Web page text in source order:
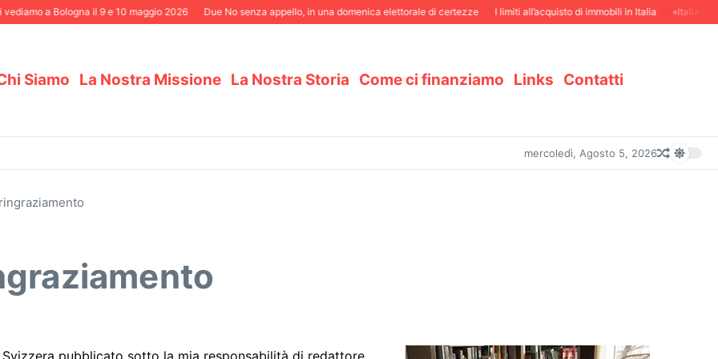
a Bologna il 9 e 10 maggio 2026 Due No senza appello, in una domenica elettorale di certezze I limiti all’acquisto di immobili in Italia «Italiani in
Siamo La Nostra Missione La Nostra Storia Come ci finanziamo Links Contatti
mercoledì, Agosto 5, 2026
pubblicato sotto la mia responsabilità di redattore.